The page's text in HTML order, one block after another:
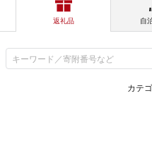
返礼品 自
カテ